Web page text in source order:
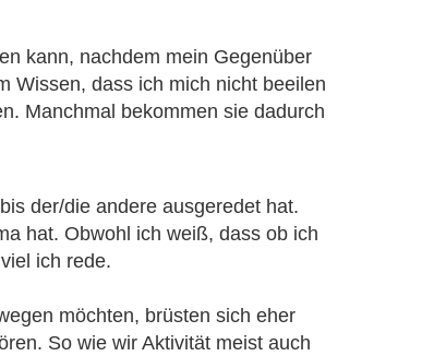
kann, nachdem mein Gegenüber
Wissen, dass ich mich nicht beeilen
Manchmal bekommen sie dadurch
der/die andere ausgeredet hat.
hat. Obwohl ich weiß, dass ob ich
ich rede.
möchten, brüsten sich eher
So wie wir Aktivität meist auch